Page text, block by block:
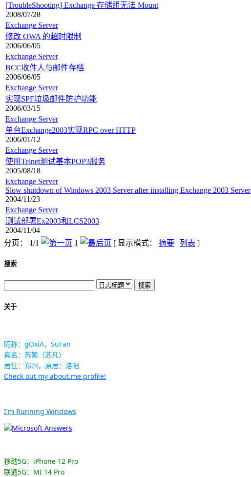
[TroubleShooting] Exchange 存储组无法 Mount
2008/07/28
Exchange Server
修改 OWA 的超时限制
2006/06/05
Exchange Server
BCC收件人与邮件存档
2006/06/05
Exchange Server
实现SPF垃圾邮件防护功能
2006/03/15
Exchange Server
单台Exchange2003实现RPC over HTTP
2006/01/12
Exchange Server
使用Telnet测试基本POP3服务
2005/08/18
Exchange Server
Slow shutdown of Windows 2003 Server after installing Exchange 2003 Server
2004/11/23
Exchange Server
测试部署Ex2003和LCS2003
2004/11/04
分页： 1/1
1 [ 显示模式： 摘要 | 列表 ]
搜索
关于
昵称：gOxiA，SuFan
真名：苏繁（苏凡）
居住：郑州，原居：洛阳
Check out my about.me profile!
I'm Running Windows
移动5G：iPhone 12 Pro
联通5G：MI 14 Pro